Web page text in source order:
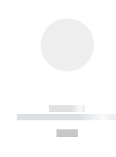
------------
----------- ----------- ----------